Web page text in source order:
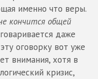
именно что веры.
кончится общей
даже
оговорку вот уже
внимания, хотя в
кризис,